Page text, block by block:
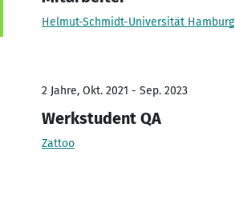
Helmut-Schmidt-Universität Hamburg
2 Jahre, Okt. 2021 - Sep. 2023
Werkstudent QA
Zattoo